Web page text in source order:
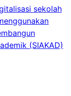
sekolah
(SIAKAD)